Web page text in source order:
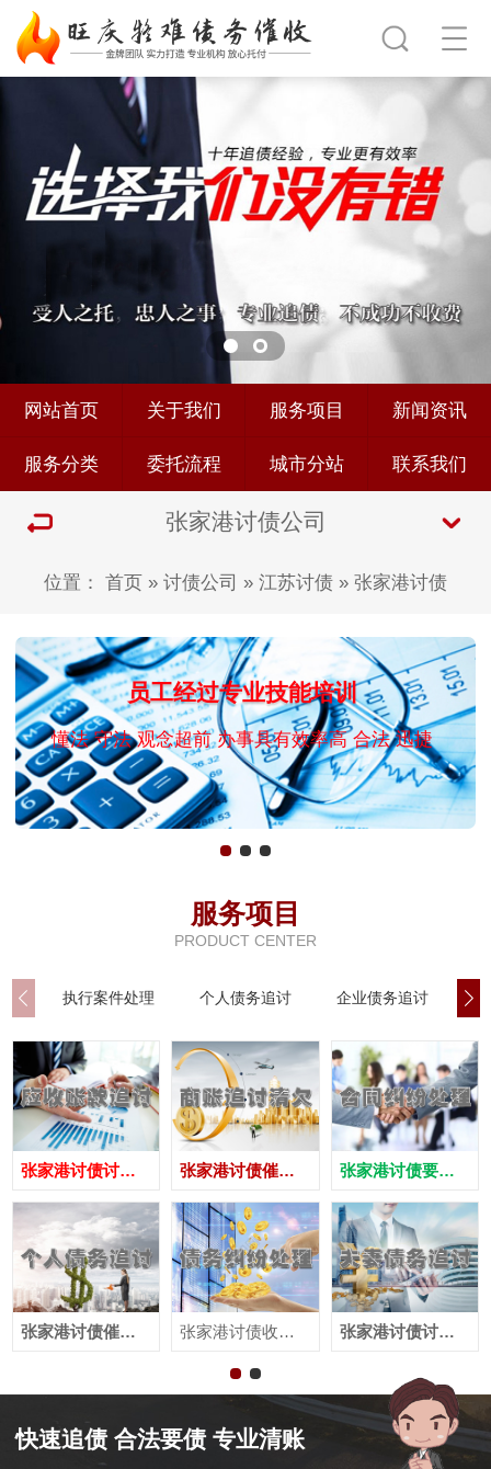
网站首页 关于我们 服务项目 新闻资讯
服务分类 委托流程 城市分站 联系我们
张家港讨债公司
位置： 首页 » 讨债公司 » 江苏讨债 » 张家港讨债
员工经过专业技能培训
懂法 守法 观念超前 办事具有效率高 合法 迅捷
服务项目
PRODUCT CENTER
执行案件处理 个人债务追讨 企业债务追讨
张家港讨债讨债公司
张家港讨债催收公司
张家港讨债催债公司
张家港讨债收账公司
张家港讨债要账公司
张家港讨债讨账公司
快速追债 合法要债 专业清账